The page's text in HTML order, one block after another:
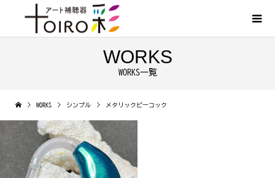
WORKS
WORKS一覧
WORKS シンプル メタリックピーコック